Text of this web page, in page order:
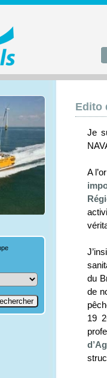
Edito
Je
A
du
de
19